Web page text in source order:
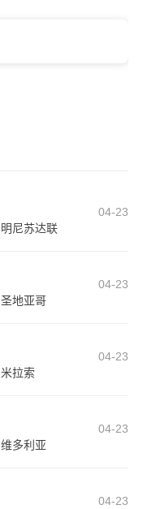
04-23
明尼苏达联
04-23
圣地亚哥
04-23
米拉索
04-23
维多利亚
04-23